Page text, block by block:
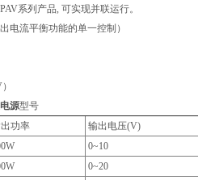
列产品, 可实现并联运行。
流平衡功能的单一控制）
源型号
功率 输出电压(V)
0~10
0~20